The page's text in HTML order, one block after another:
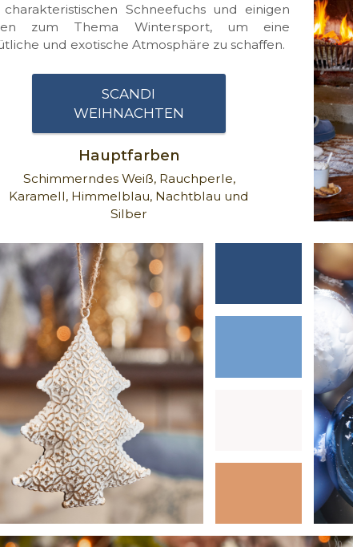
Schneefuchs und einigen
zum Thema Wintersport, um eine
und exotische Atmosphäre zu schaffen.
SCANDI
WEIHNACHTEN
Hauptfarben
Schimmerndes Weiß, Rauchperle,
Karamell, Himmelblau, Nachtblau und
Silber